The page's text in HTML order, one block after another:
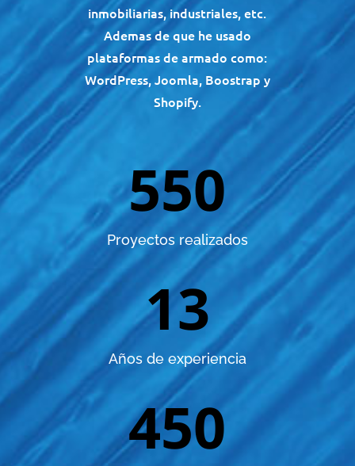
inmobiliarias, industriales, etc.
Ademas de que he usado
plataformas de armado como:
WordPress, Joomla, Boostrap y
Shopify.
550
Proyectos realizados
13
Años de experiencia
450